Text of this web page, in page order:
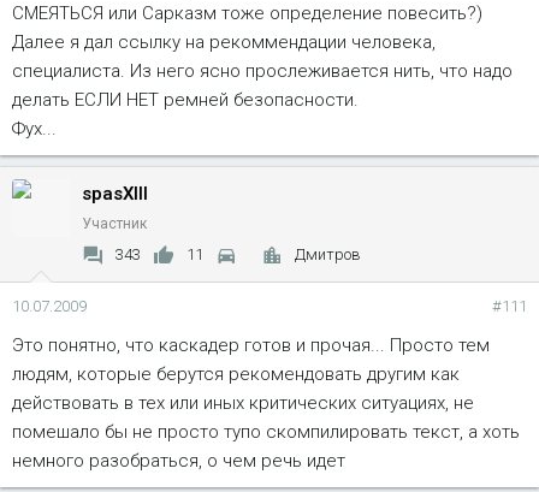
СМЕЯТЬСЯ или Сарказм тоже определение повесить?)
Далее я дал ссылку на рекоммендации человека,
специалиста. Из него ясно прослеживается нить, что надо
делать ЕСЛИ НЕТ ремней безопасности.
Фух...
spasXIII
Участник
343 11 Дмитров
10.07.2009 #111
Это понятно, что каскадер готов и прочая... Просто тем
людям, которые берутся рекомендовать другим как
действовать в тех или иных критических ситуациях, не
помешало бы не просто тупо скомпилировать текст, а хоть
немного разобраться, о чем речь идет